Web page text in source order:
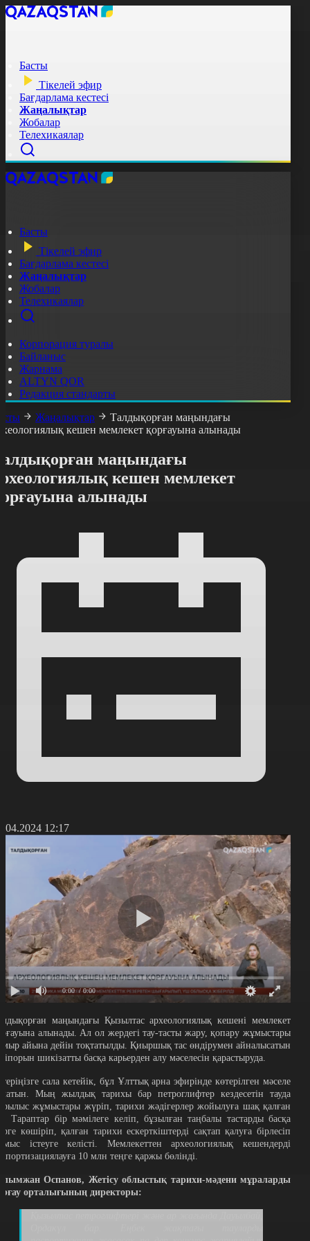
Басты
Тікелей эфир
Бағдарлама кестесі
Жаңалықтар
Жобалар
Телехикаялар
Басты
Тікелей эфир
Бағдарлама кестесі
Жаңалықтар
Жобалар
Телехикаялар
Корпорация туралы
Байланыс
Жарнама
ALTYN QOR
Редакция стандарты
Жаңалықтар
Талдықорған маңындағы
кешен мемлекет қорғауына алынады
маңындағы
кешен мемлекет
алынады
12:17
0:00 / 0:00
маңындағы Қызылтас археологиялық кешені мемлекет
алынады. Ал ол жердегі тау-тасты жару, қопару жұмыстары
айына дейін тоқтатылды. Қиыршық тас өндірумен айналысатын
шикізатты басқа карьерден алу мәселесін қарастыруда.
сала кетейік, бұл Ұлттық арна эфирінде көтерілген мәселе
Мың жылдық тарихы бар петроглифтер кездесетін тауда
жұмыстары жүріп, тарихи жәдігерлер жойылуға шақ қалған
Тараптар бір мәмілеге келіп, бұзылған таңбалы тастарды басқа
көшіріп, қалған тарихи ескерткіштерді сақтап қалуға бірлесіп
істеуге келісті. Мемлекеттен археологиялық кешендерді
10 млн теңге қаржы бөлінді.
Оспанов, Жетісу облыстық тарихи-мәдени мұраларды
орталығының директоры: